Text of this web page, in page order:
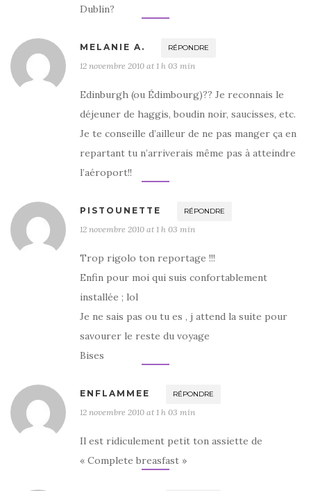
Dublin?
MELANIE A. RÉPONDRE
12 novembre 2010 at 1 h 03 min
Edinburgh (ou Édimbourg)?? Je reconnais le
déjeuner de haggis, boudin noir, saucisses, etc.
Je te conseille d’ailleur de ne pas manger ça en
repartant tu n’arriverais même pas à atteindre
l’aéroport!!
PISTOUNETTE RÉPONDRE
12 novembre 2010 at 1 h 03 min
Trop rigolo ton reportage !!!
Enfin pour moi qui suis confortablement
installée ; lol
Je ne sais pas ou tu es , j attend la suite pour
savourer le reste du voyage
Bises
ENFLAMMEE RÉPONDRE
12 novembre 2010 at 1 h 03 min
Il est ridiculement petit ton assiette de
« Complete breasfast »